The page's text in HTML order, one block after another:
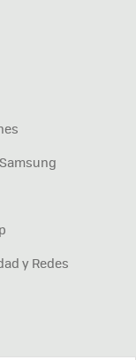
y Redes